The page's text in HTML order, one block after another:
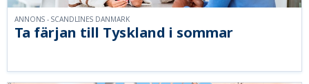
Ta färjan till Tyskland i sommar
ANNONS - SCANDLINES DANMARK